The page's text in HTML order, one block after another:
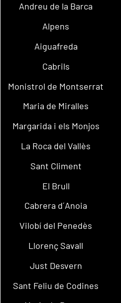
Andreu de la Barca
Alpens
Aiguafreda
Cabrils
Monistrol de Montserrat
Maria de Miralles
Margarida i els Monjos
La Roca del Vallès
Sant Climent
El Brull
Cabrera d´Anoia
Vilobí del Penedès
Llorenç Savall
Just Desvern
Sant Feliu de Codines